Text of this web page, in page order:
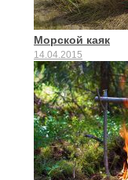
Морской каяк
14.04.2015